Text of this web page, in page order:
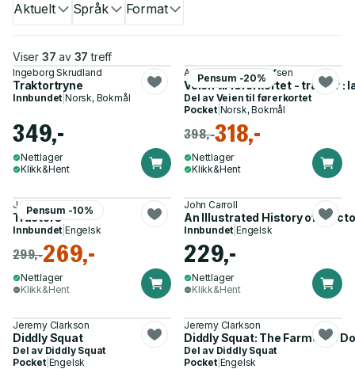
Aktuelt Språk Format
Viser 37 av 37 treff
Ingeborg Skrudland
Traktortryne
Innbundet |Norsk, Bokmål
349,-
Nettlager
Klikk&Hent
Pensum -20%
Anne Kristin B. Tollefsen
Veien til førerkortet - traktor :
Del av Veien til førerkortet
Pocket| Norsk, Bokmål
398,-318,-
Nettlager
Klikk&Hent
Pensum -10%
Jonathan Whitlam
Tractors
Innbundet |Engelsk
299,-269,-
Nettlager
Klikk&Hent
John Carroll
An Illustrated History of
Innbundet |Engelsk
229,-
Nettlager
Klikk&Hent
Jeremy Clarkson
Diddly Squat
Del av Diddly Squat
Pocket| Engelsk
Jeremy Clarkson
Diddly Squat: The Farmer''s
Del av Diddly Squat
Pocket| Engelsk